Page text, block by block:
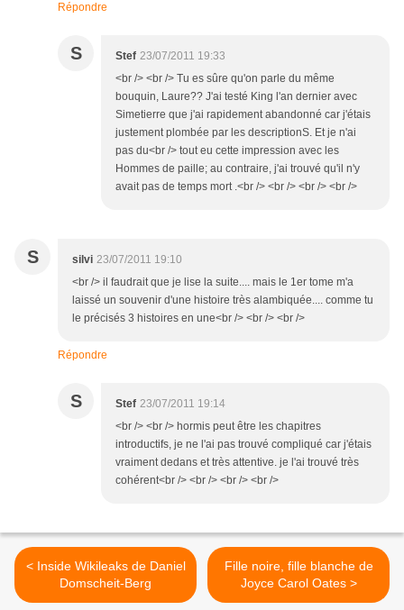
Répondre
S Stef 23/07/2011 19:33
<br /> <br /> Tu es sûre qu'on parle du même
bouquin, Laure?? J'ai testé King l'an dernier avec
Simetierre que j'ai rapidement abandonné car j'étais
justement plombée par les descriptionS. Et je n'ai
pas du<br /> tout eu cette impression avec les
Hommes de paille; au contraire, j'ai trouvé qu'il n'y
avait pas de temps mort .<br /> <br /> <br /> <br />
S silvi 23/07/2011 19:10
<br /> il faudrait que je lise la suite.... mais le 1er tome m'a
laissé un souvenir d'une histoire très alambiquée.... comme tu
le précisés 3 histoires en une<br /> <br /> <br />
Répondre
S Stef 23/07/2011 19:14
<br /> <br /> hormis peut être les chapitres
introductifs, je ne l'ai pas trouvé compliqué car j'étais
vraiment dedans et très attentive. je l'ai trouvé très
cohérent<br /> <br /> <br /> <br />
< Inside Wikileaks de Daniel
Domscheit-Berg
Fille noire, fille blanche de
Joyce Carol Oates >